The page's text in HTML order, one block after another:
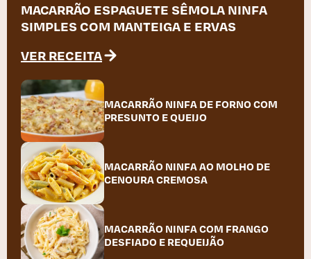
MACARRÃO ESPAGUETE SÊMOLA NINFA
SIMPLES COM MANTEIGA E ERVAS
VER RECEITA
MACARRÃO NINFA DE FORNO COM
PRESUNTO E QUEIJO
MACARRÃO NINFA AO MOLHO DE
CENOURA CREMOSA
MACARRÃO NINFA COM FRANGO
DESFIADO E REQUEIJÃO